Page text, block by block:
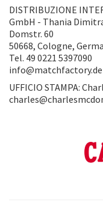
DISTRIBUZIONE
GmbH - Thania
Domstr. 60
50668, Cologne,
Tel. 49 0221 5397090
info@matchfactory.de
UFFICIO STAMPA: